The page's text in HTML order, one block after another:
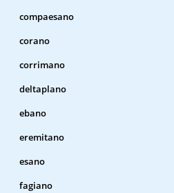
compaesano
corano
corrimano
deltaplano
ebano
eremitano
esano
fagiano